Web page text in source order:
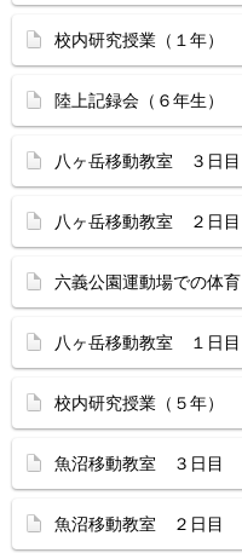
校内研究授業（１年）
陸上記録会（６年生）
八ヶ岳移動教室 ３日目
八ヶ岳移動教室 ２日目
六義公園運動場での体育
八ヶ岳移動教室 １日目
校内研究授業（５年）
魚沼移動教室 ３日目
魚沼移動教室 ２日目